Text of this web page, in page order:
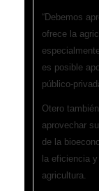
“Debemos
ofrece la
es posible
público-
Otero
aprovechar
de la
la eficiencia
agricultura.